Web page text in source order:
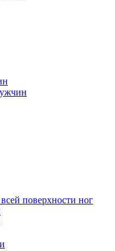
поверхности ног